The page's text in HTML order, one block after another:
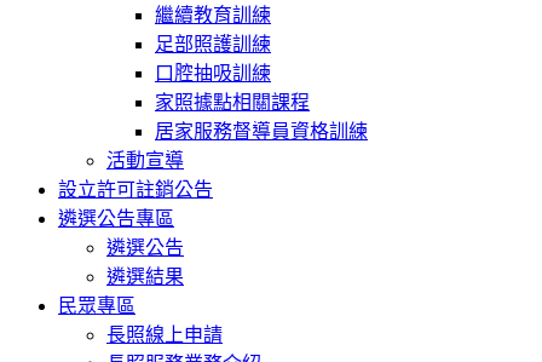
繼續教育訓練
足部照護訓練
口腔抽吸訓練
家照據點相關課程
居家服務督導員資格訓練
活動宣導
設立許可註銷公告
遴選公告專區
遴選公告
遴選結果
民眾專區
長照線上申請